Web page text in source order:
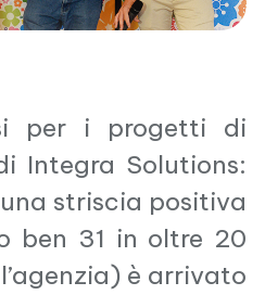
per i progetti di
Integra Solutions:
striscia positiva
ben 31 in oltre 20
è arrivato